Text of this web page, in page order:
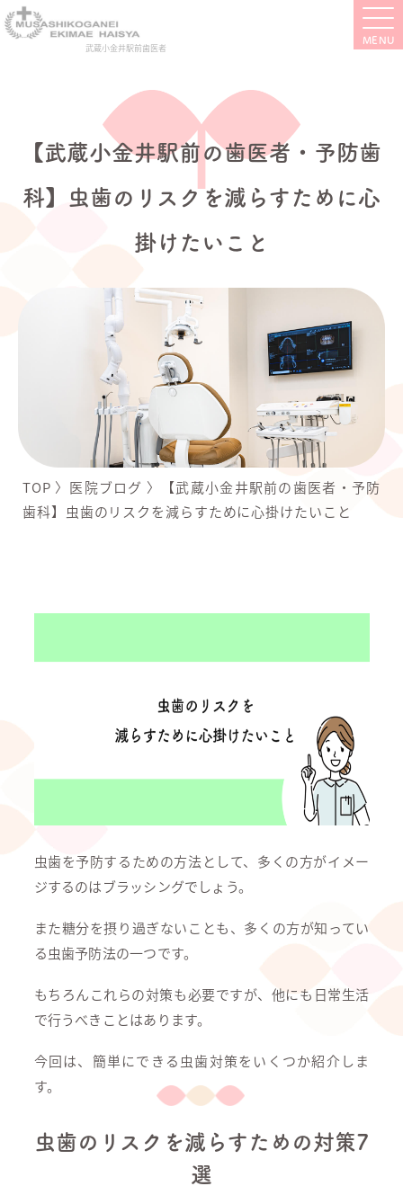
武蔵小金井駅前歯医者
【武蔵小金井駅前の歯医者・予防歯
科】虫歯のリスクを減らすために心
掛けたいこと
TOP 〉 医院ブログ 〉
【武蔵小金井駅前の歯医者・予防
歯科】虫歯のリスクを減らすために心掛けたいこと
虫歯を予防するための方法として、多くの方がイメー
ジするのはブラッシングでしょう。
また糖分を摂り過ぎないことも、多くの方が知ってい
る虫歯予防法の一つです。
もちろんこれらの対策も必要ですが、他にも日常生活
で行うべきことはあります。
今回は、簡単にできる虫歯対策をいくつか紹介しま
す。
虫歯のリスクを減らすための対策7
選